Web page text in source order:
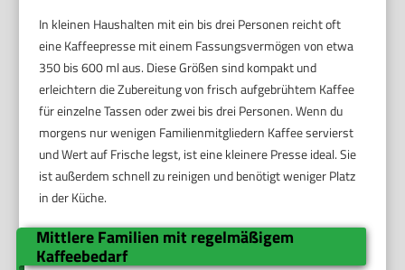
In kleinen Haushalten mit ein bis drei Personen reicht oft
eine Kaffeepresse mit einem Fassungsvermögen von etwa
350 bis 600 ml aus. Diese Größen sind kompakt und
erleichtern die Zubereitung von frisch aufgebrühtem Kaffee
für einzelne Tassen oder zwei bis drei Personen. Wenn du
morgens nur wenigen Familienmitgliedern Kaffee servierst
und Wert auf Frische legst, ist eine kleinere Presse ideal. Sie
ist außerdem schnell zu reinigen und benötigt weniger Platz
in der Küche.
Mittlere Familien mit regelmäßigem
Kaffeebedarf